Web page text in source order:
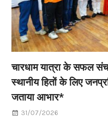
चारधाम यात्रा के सफल
स्थानीय हितों के लिए
जताया आभार*
31/07/2026